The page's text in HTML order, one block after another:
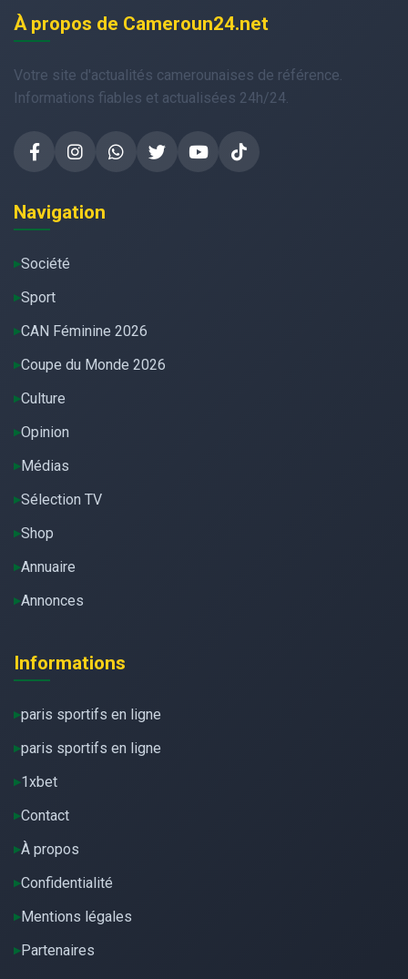
À propos de Cameroun24.net
Votre site d'actualités camerounaises de référence.
Informations fiables et actualisées 24h/24.
Navigation
Société
Sport
CAN Féminine 2026
Coupe du Monde 2026
Culture
Opinion
Médias
Sélection TV
Shop
Annuaire
Annonces
Informations
paris sportifs en ligne
paris sportifs en ligne
1xbet
Contact
À propos
Confidentialité
Mentions légales
Partenaires